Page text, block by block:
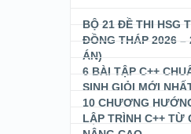
BỘ 21 ĐỀ THI HSG
ĐỒNG THÁP 2026 –
ÁN)
6 BÀI TẬP C++
SINH GIỎI MỚI
10 CHƯƠNG
LẬP TRÌNH C++ TỪ